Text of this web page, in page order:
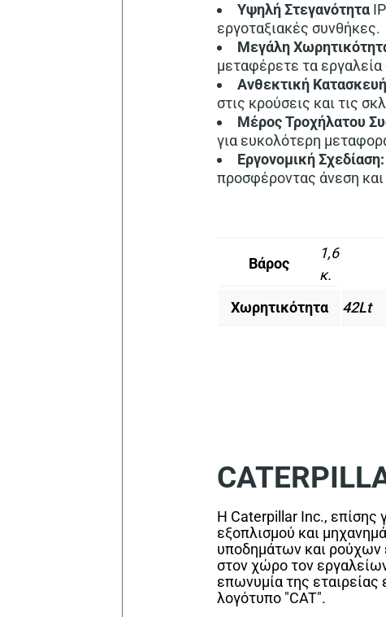
Υψηλή Στεγανότητα
εργοταξιακές συνθήκες.
Μεγάλη
μεταφέρετε τα
Ανθεκτική
στις κρούσεις και τις
Μέρος Τροχήλατου
για ευκολότερη
Εργονομική Σχεδίαση:
προσφέροντας άνεση
Βάρος
1,6
κ.
Χωρητικότητα
42Lt
Η Caterpillar Inc., επίσης
εξοπλισμού και
υποδημάτων και ρούχων
στον χώρο τον
επωνυμία της εταιρείας
λογότυπο "CAT".